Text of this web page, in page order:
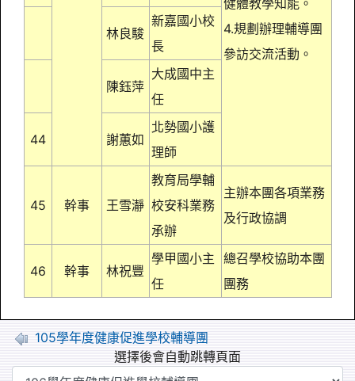
4.規劃辦理輔導團
參訪交流活動。
林良駿
新嘉國小校
長
陳鈺萍
大成國中主
任
44 謝蕙如
北勢國小護
理師
45 幹事 王雪瀞
教育局學輔
校安科業務
承辦
主辦本團各項業務
及行政協調
46 幹事 林祝豐
學甲國小主
任
總召學校協助本團
團務
105學年度健康促進學校輔導團
選擇後會自動跳轉頁面